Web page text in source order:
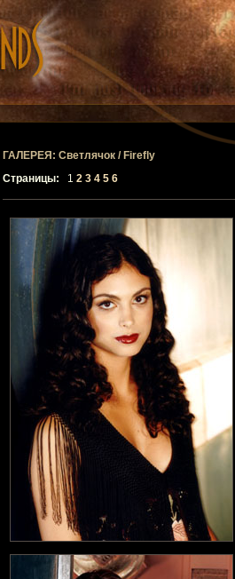
ГАЛЕРЕЯ: Светлячок / Firefly
Страницы: 1 2 3 4 5 6